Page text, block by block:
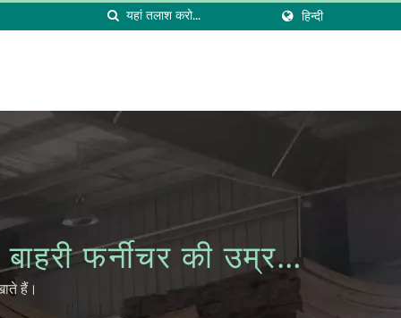
हिन्दी
फर्नीचर की उम्र
से रखरखाव नहीं
हैं।